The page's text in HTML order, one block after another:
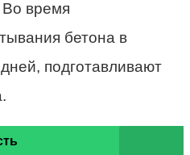
Во время
бетона в
подготавливают